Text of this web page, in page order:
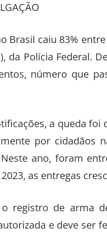
Brasil caiu 83%
da Polícia Federal.
número que
a queda
por cidadãos
ano, foram
as entregas
o registro de arma
e deve ser